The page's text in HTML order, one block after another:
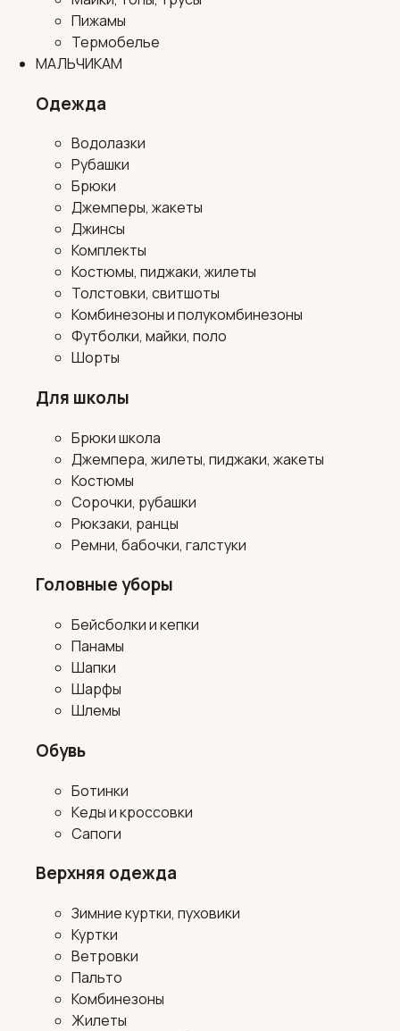
Пижамы
Термобелье
МАЛЬЧИКАМ
Одежда
Водолазки
Рубашки
Брюки
Джемперы, жакеты
Джинсы
Комплекты
Костюмы, пиджаки, жилеты
Толстовки, свитшоты
Комбинезоны и полукомбинезоны
Футболки, майки, поло
Шорты
Для школы
Брюки школа
Джемпера, жилеты, пиджаки, жакеты
Костюмы
Сорочки, рубашки
Рюкзаки, ранцы
Ремни, бабочки, галстуки
Головные уборы
Бейсболки и кепки
Панамы
Шапки
Шарфы
Шлемы
Обувь
Ботинки
Кеды и кроссовки
Сапоги
Верхняя одежда
Зимние куртки, пуховики
Куртки
Ветровки
Пальто
Комбинезоны
Жилеты